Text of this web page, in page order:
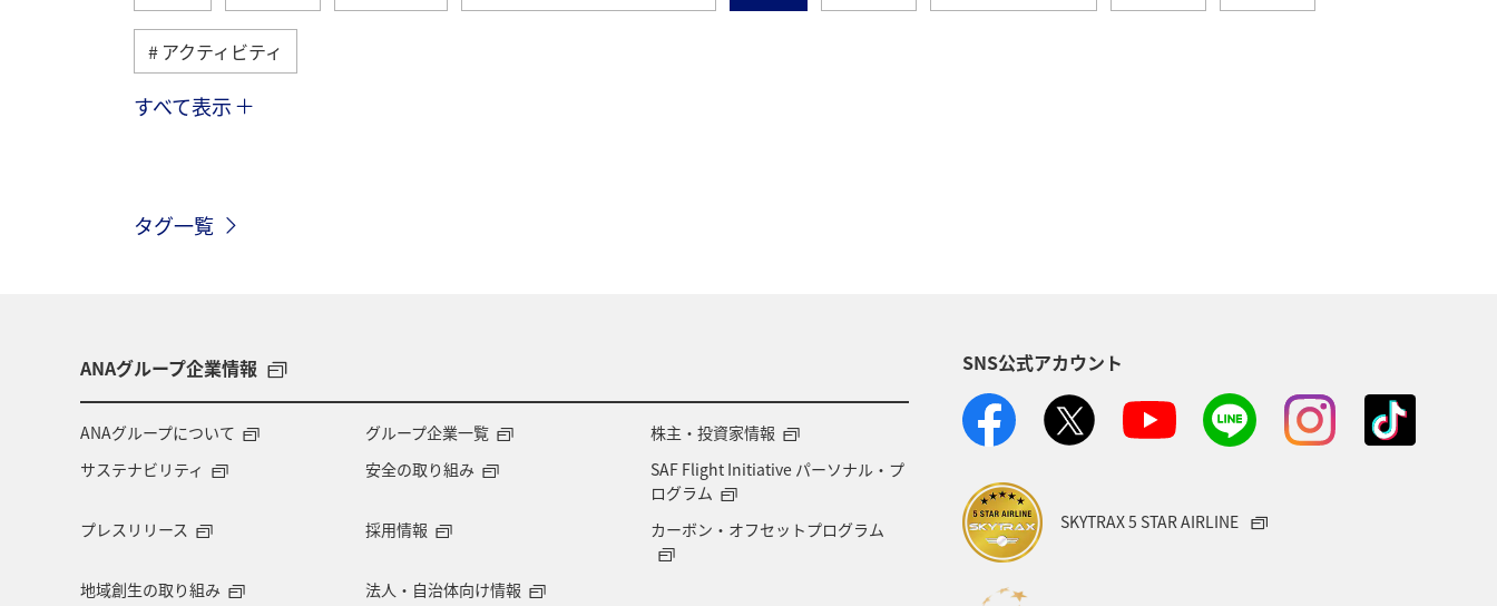
アクティビティ
川 秋
すべて表示
タグ一覧
ANAグループ企業情報
ANAグループについて グループ企業一覧
株主・投資家情報
サステナビリティ
安全の取り組み
SAF Flight Initiative パーソナル・プ
ログラム
プレスリリース
採用情報 カーボン・オフセットプログラム
地域創生の取り組み 法人・自治体向け情報
SNS公式アカウント
SKYTRAX 5 STAR AIRLINE